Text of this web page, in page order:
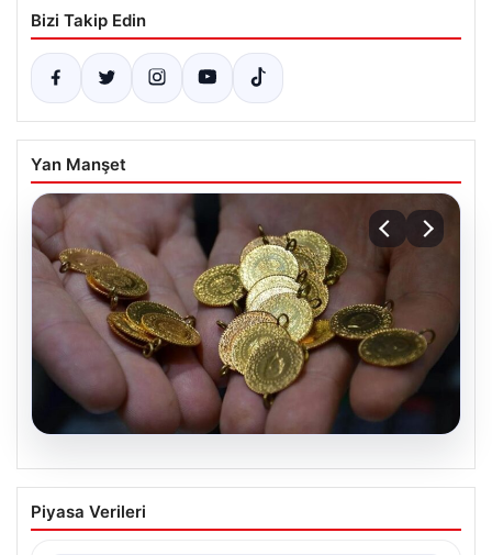
Bizi Takip Edin
Yan Manşet
07.08.2026
Altın fiyatları canlı 14 Nisan 2026: Altın
fiyatları ne kadar oldu? Gram, çeyrek,
Piyasa Verileri